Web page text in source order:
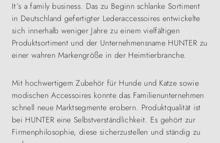
It´s a family business. Das zu Beginn schlanke Sortiment
in Deutschland gefertigter Lederaccessoires entwickelte
sich innerhalb weniger Jahre zu einem vielfältigen
Produktsortiment und der Unternehmensname HUNTER zu
einer wahren Markengröße in der Heimtierbranche.
Mit hochwertigem Zubehör für Hunde und Katze sowie
modischen Accessoires konnte das Familienunternehmen
schnell neue Marktsegmente erobern. Produktqualität ist
bei HUNTER eine Selbstverständlichkeit. Es gehört zur
Firmenphilosophie, diese sicherzustellen und ständig zu